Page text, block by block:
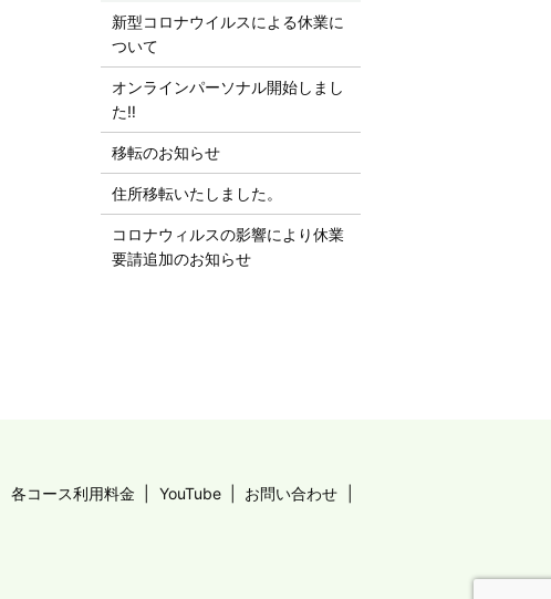
新型コロナウイルスによる休業に
ついて
オンラインパーソナル開始しまし
た‼︎
移転のお知らせ
住所移転いたしました。
コロナウィルスの影響により休業
要請追加のお知らせ
各コース利用料金 YouTube
お問い合わせ